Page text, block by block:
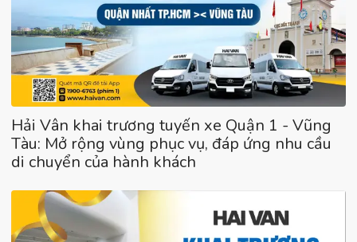
Hải Vân khai trương tuyến xe Quận 1 - Vũng
Tàu: Mở rộng vùng phục vụ, đáp ứng nhu cầu
di chuyển của hành khách